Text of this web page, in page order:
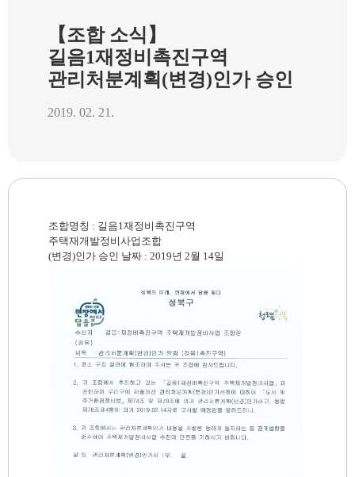
【조합 소식】
길음1재정비촉진구역
관리처분계획(변경)인가 승인
2019. 02. 21.
조합명칭 : 길음1재정비촉진구역
주택재개발정비사업조합
(변경)인가 승인 날짜 : 2019년 2월 14일